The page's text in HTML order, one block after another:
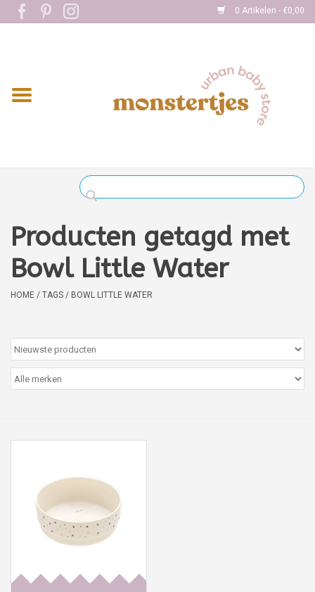
0 Artikelen - €0,00
Home
Kleding
Verzorging
Boekjes
kaartjes
Cadeaubon
Merken
Producten getagd met
Bowl Little Water
HOME / TAGS / BOWL LITTLE WATER